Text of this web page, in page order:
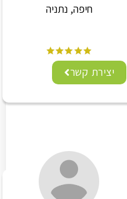
חיפה, נתניה
יצירת קשר